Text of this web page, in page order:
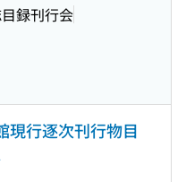
録刊行会
現行逐次刊行物目